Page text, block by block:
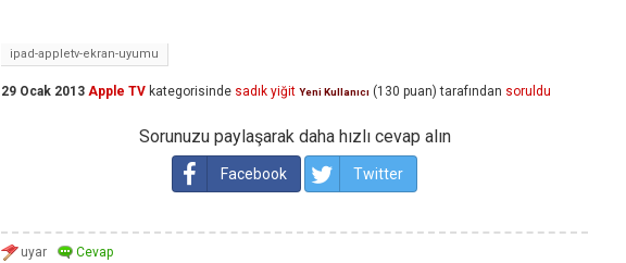
ipad-appletv-ekran-uyumu
29 Ocak 2013 Apple TV kategorisinde sadık yiğit Yeni Kullanıcı (130 puan) tarafından soruldu
Sorunuzu paylaşarak daha hızlı cevap alın
Facebook Twitter